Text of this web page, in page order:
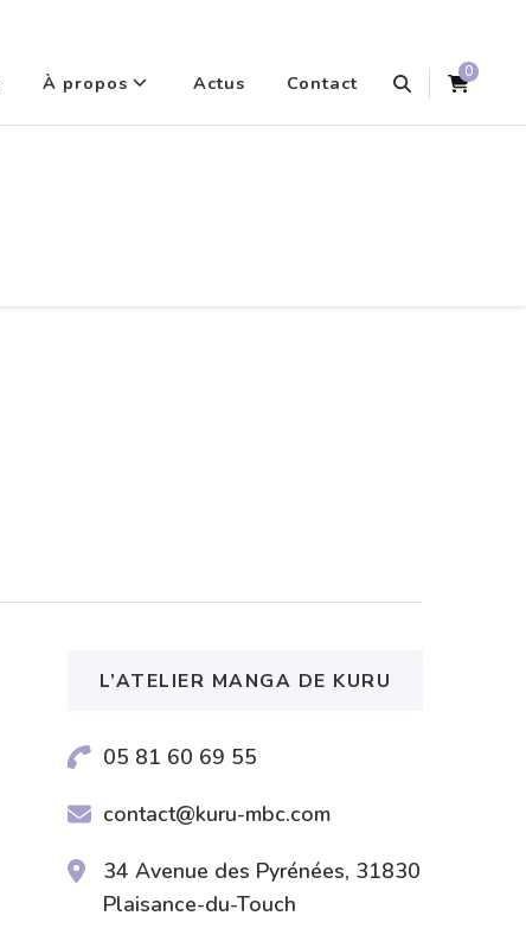
À propos Actus Contact 0
L’ATELIER MANGA DE KURU
05 81 60 69 55
contact@kuru-mbc.com
34 Avenue des Pyrénées, 31830
Plaisance-du-Touch